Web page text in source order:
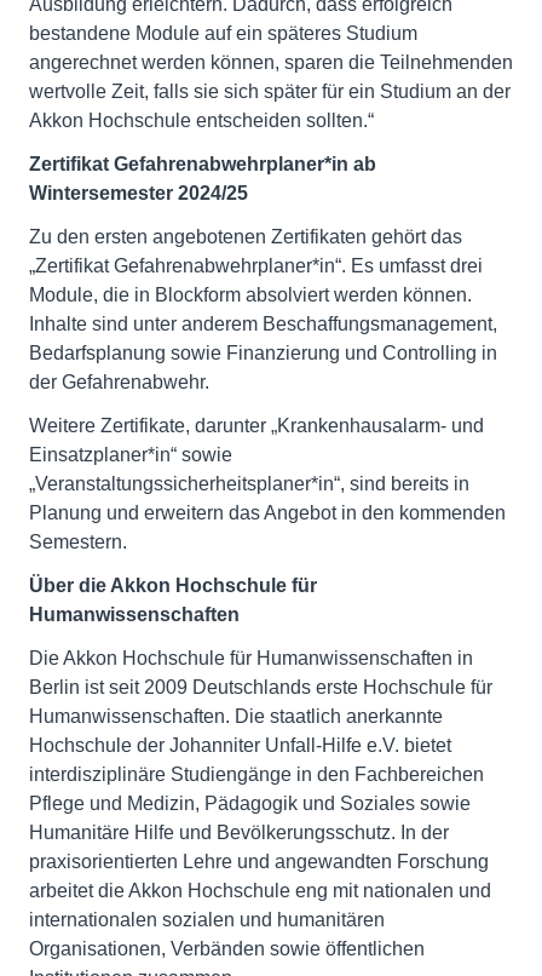
Ausbildung erleichtern. Dadurch, dass erfolgreich
bestandene Module auf ein späteres Studium
angerechnet werden können, sparen die Teilnehmenden
wertvolle Zeit, falls sie sich später für ein Studium an der
Akkon Hochschule entscheiden sollten.“
Zertifikat Gefahrenabwehrplaner*in ab
Wintersemester 2024/25
Zu den ersten angebotenen Zertifikaten gehört das
„Zertifikat Gefahrenabwehrplaner*in“. Es umfasst drei
Module, die in Blockform absolviert werden können.
Inhalte sind unter anderem Beschaffungsmanagement,
Bedarfsplanung sowie Finanzierung und Controlling in
der Gefahrenabwehr.
Weitere Zertifikate, darunter „Krankenhausalarm- und
Einsatzplaner*in“ sowie
„Veranstaltungssicherheitsplaner*in“, sind bereits in
Planung und erweitern das Angebot in den kommenden
Semestern.
Über die Akkon Hochschule für
Humanwissenschaften
Die Akkon Hochschule für Humanwissenschaften in
Berlin ist seit 2009 Deutschlands erste Hochschule für
Humanwissenschaften. Die staatlich anerkannte
Hochschule der Johanniter Unfall-Hilfe e.V. bietet
interdisziplinäre Studiengänge in den Fachbereichen
Pflege und Medizin, Pädagogik und Soziales sowie
Humanitäre Hilfe und Bevölkerungsschutz. In der
praxisorientierten Lehre und angewandten Forschung
arbeitet die Akkon Hochschule eng mit nationalen und
internationalen sozialen und humanitären
Organisationen, Verbänden sowie öffentlichen